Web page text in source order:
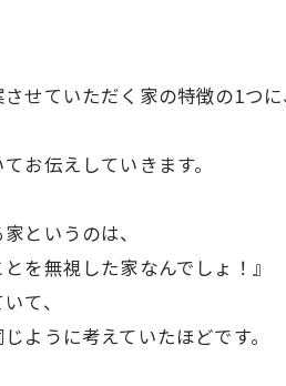
せていただく家の特徴の1つに
お伝えしていきます。
というのは、
を無視した家なんでしょ！』
て、
ように考えていたほどです。